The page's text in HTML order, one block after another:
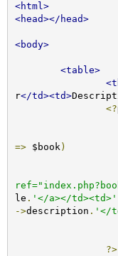
<html>
<head></head>
<body>
<table>
r</td><td>
<?
=> $book)
le . '</a></td><td>'
->description . '</
?>